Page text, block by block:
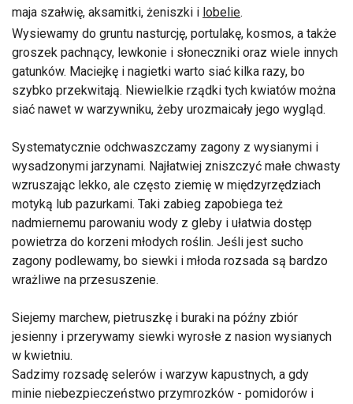
maja szałwię, aksamitki, żeniszki i lobelie.
Wysiewamy do gruntu nasturcję, portulakę, kosmos, a także
groszek pachnący, lewkonie i słoneczniki oraz wiele innych
gatunków. Maciejkę i nagietki warto siać kilka razy, bo
szybko przekwitają. Niewielkie rządki tych kwiatów można
siać nawet w warzywniku, żeby urozmaicały jego wygląd.
Systematycznie odchwaszczamy zagony z wysianymi i
wysadzonymi jarzynami. Najłatwiej zniszczyć małe chwasty
wzruszając lekko, ale często ziemię w międzyrzędziach
motyką lub pazurkami. Taki zabieg zapobiega też
nadmiernemu parowaniu wody z gleby i ułatwia dostęp
powietrza do korzeni młodych roślin. Jeśli jest sucho
zagony podlewamy, bo siewki i młoda rozsada są bardzo
wrażliwe na przesuszenie.
Siejemy marchew, pietruszkę i buraki na późny zbiór
jesienny i przerywamy siewki wyrosłe z nasion wysianych
w kwietniu.
Sadzimy rozsadę selerów i warzyw kapustnych, a gdy
minie niebezpieczeństwo przymrozków - pomidorów i